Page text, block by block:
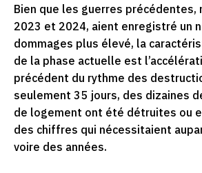
Bien que les guerres
2023 et 2024, aient enregistré un
dommages plus élevé, la
de la phase actuelle est
précédent du rythme des
seulement 35 jours, des dizaines
de logement ont été détruites ou
des chiffres qui nécessitaient
voire des années.